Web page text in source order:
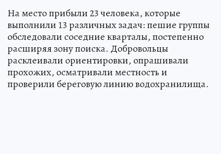
На место прибыли 23 человека, которые
выполнили 13 различных задач: пешие группы
обследовали соседние кварталы, постепенно
расширяя зону поиска. Добровольцы
расклеивали ориентировки, опрашивали
прохожих, осматривали местность и
проверили береговую линию водохранилища.